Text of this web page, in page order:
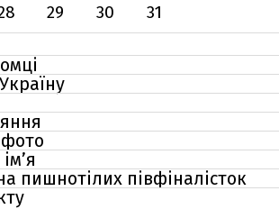
29 30 31
пишнотілих півфіналісток